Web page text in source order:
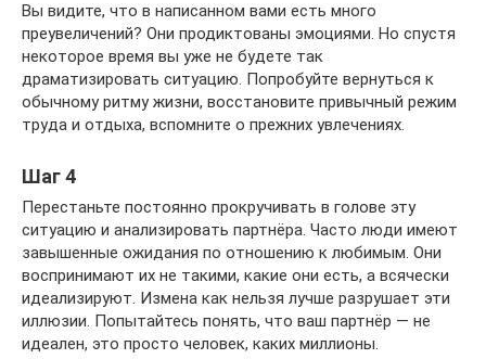
Вы видите, что в написанном вами есть много
преувеличений? Они продиктованы эмоциями. Но спустя
некоторое время вы уже не будете так
драматизировать ситуацию. Попробуйте вернуться к
обычному ритму жизни, восстановите привычный режим
труда и отдыха, вспомните о прежних увлечениях.
Шаг 4
Перестаньте постоянно прокручивать в голове эту
ситуацию и анализировать партнёра. Часто люди имеют
завышенные ожидания по отношению к любимым. Они
воспринимают их не такими, какие они есть, а всячески
идеализируют. Измена как нельзя лучше разрушает эти
иллюзии. Попытайтесь понять, что ваш партнёр — не
идеален, это просто человек, каких миллионы.